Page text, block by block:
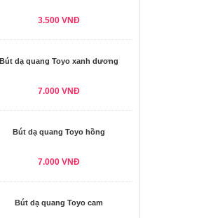
3.500 VNĐ
Bút dạ quang Toyo xanh dương
7.000 VNĐ
Bút dạ quang Toyo hồng
7.000 VNĐ
Bút dạ quang Toyo cam